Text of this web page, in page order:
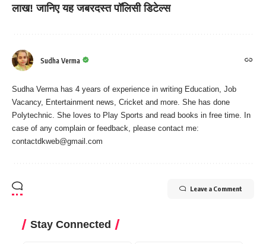
लाख! जानिए यह जबरदस्त पॉलिसी डिटेल्स
Sudha Verma
Sudha Verma has 4 years of experience in writing Education, Job
Vacancy, Entertainment news, Cricket and more. She has done
Polytechnic. She loves to Play Sports and read books in free time. In
case of any complain or feedback, please contact me:
contactdkweb@gmail.com
Leave a Comment
Stay Connected